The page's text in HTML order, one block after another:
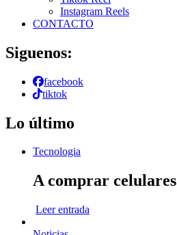
Instagram Reels
CONTACTO
Siguenos:
facebook
tiktok
Lo último
Tecnologia
A comprar celulares
Leer entrada